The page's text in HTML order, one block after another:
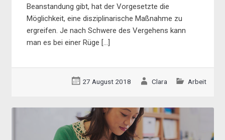
Beanstandung gibt, hat der Vorgesetzte die
Möglichkeit, eine disziplinarische Maßnahme zu
ergreifen. Je nach Schwere des Vergehens kann
man es bei einer Rüge […]
27 August 2018 Clara Arbeit